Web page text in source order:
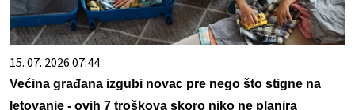
15. 07. 2026 07:44
Većina građana izgubi novac pre nego što stigne na
letovanje - ovih 7 troškova skoro niko ne planira